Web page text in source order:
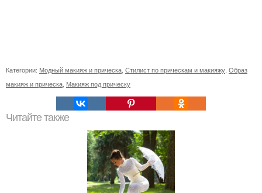
Категории: Модный макияж и прическа Стилист по прическам и макияжу Образ
макияж и прическа Макияж под прическу
Читайте также